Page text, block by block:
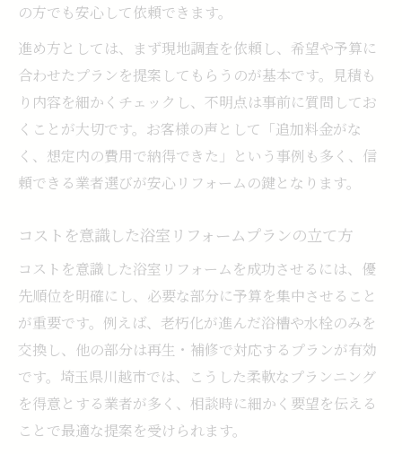
の方でも安心して依頼できます。
進め方としては、まず現地調査を依頼し、希望や予算に
合わせたプランを提案してもらうのが基本です。見積も
り内容を細かくチェックし、不明点は事前に質問してお
くことが大切です。お客様の声として「追加料金がな
く、想定内の費用で納得できた」という事例も多く、信
頼できる業者選びが安心リフォームの鍵となります。
コストを意識した浴室リフォームプランの立て方
コストを意識した浴室リフォームを成功させるには、優
先順位を明確にし、必要な部分に予算を集中させること
が重要です。例えば、老朽化が進んだ浴槽や水栓のみを
交換し、他の部分は再生・補修で対応するプランが有効
です。埼玉県川越市では、こうした柔軟なプランニング
を得意とする業者が多く、相談時に細かく要望を伝える
ことで最適な提案を受けられます。